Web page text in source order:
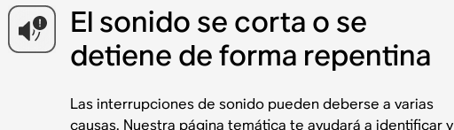
El sonido se corta o se
detiene de forma repentina
Las interrupciones de sonido pueden deberse a varias
causas. Nuestra página temática te ayudará a identificar y